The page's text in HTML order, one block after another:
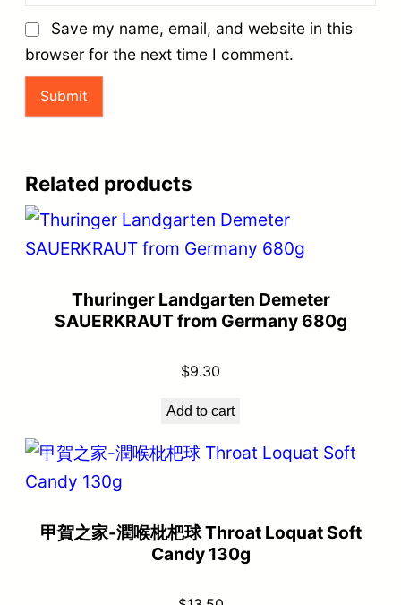
Save my name, email, and website in this
browser for the next time I comment.
Related products
Thuringer Landgarten Demeter
SAUERKRAUT from Germany 680g
$9.30
Add to cart
甲賀之家-潤喉枇杷球 Throat Loquat Soft
Candy 130g